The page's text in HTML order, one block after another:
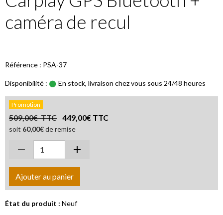
caméra de recul
Référence : PSA-37
Disponibilité : En stock, livraison chez vous sous 24/48 heures
Promotion
509,00€ TTC 449,00€ TTC
soit 60,00€de remise
Ajouter au panier
État du produit : Neuf